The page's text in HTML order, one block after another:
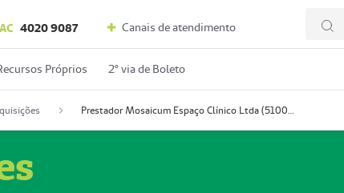
4020 9087 Canais de atendimento
Próprios 2º via de Boleto
Prestador Mosaicum Espaço Clínico Ltda (51004352-0)